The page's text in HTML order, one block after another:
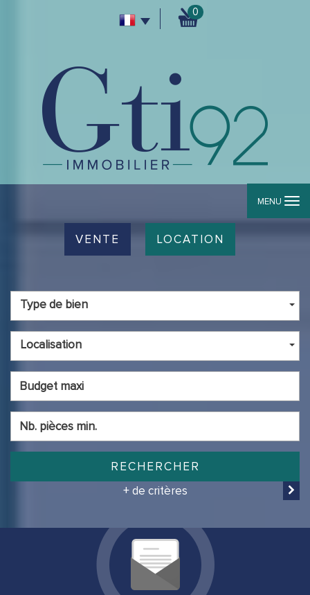
0
MENU
VENTE LOCATION
Type de bien
Localisation
RECHERCHER
+ de critères